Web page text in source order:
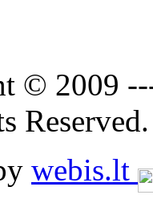
© 2009
Reserved.
webis.lt